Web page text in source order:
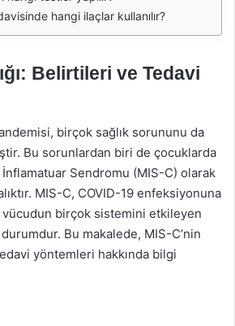
hangi ilaçlar kullanılır?
Belirtileri ve Tedavi
birçok sağlık sorununu da
Bu sorunlardan biri de çocuklarda
Sendromu (MIS-C) olarak
MIS-C, COVID-19 enfeksiyonuna
vücudun birçok sistemini etkileyen
Bu makalede, MIS-C’nin
yöntemleri hakkında bilgi